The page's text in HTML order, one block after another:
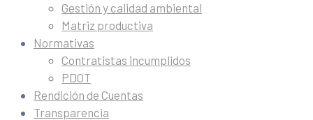
Gestión y calidad ambiental
Matriz productiva
Normativas
Contratistas incumplidos
PDOT
Rendición de Cuentas
Transparencia